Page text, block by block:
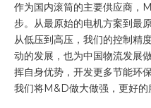
作为国内滚筒的主要供应商，
步。从最原始的电机方案到最
从低压到高压，我们的控制精
动的发展，也为中国物流发展
挥自身优势，开发更多节能环
我们将M&D做大做强，更好的